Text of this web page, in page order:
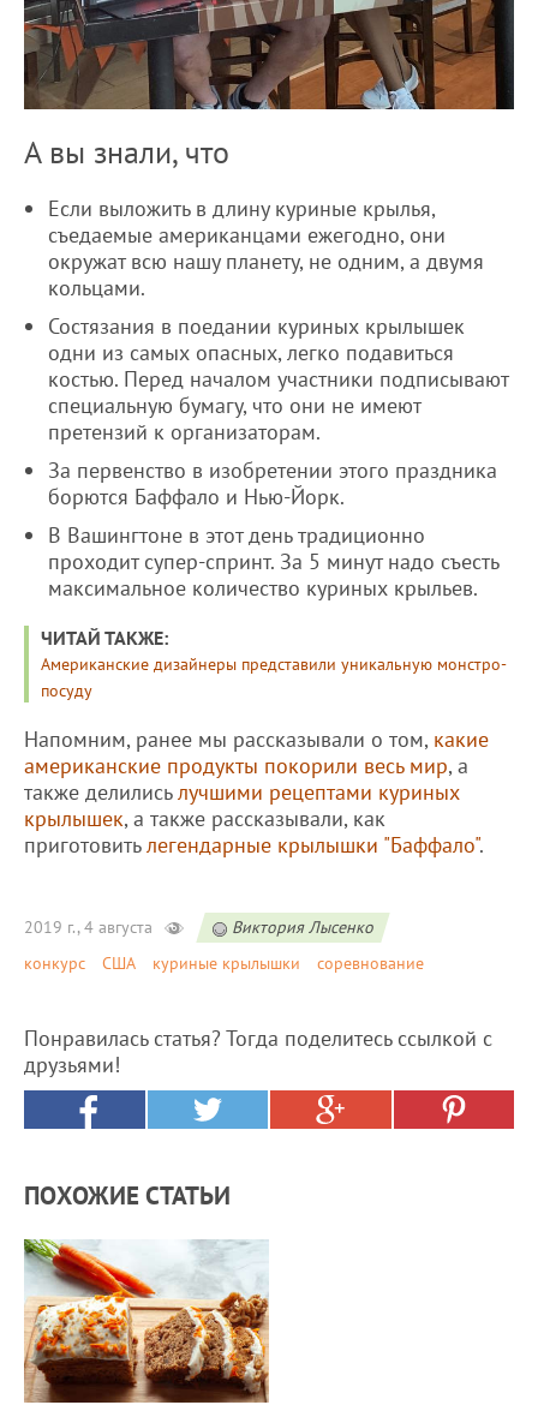
А вы знали, что
Если выложить в длину куриные крылья,
съедаемые американцами ежегодно, они
окружат всю нашу планету, не одним, а двумя
кольцами.
Состязания в поедании куриных крылышек
одни из самых опасных, легко подавиться
костью. Перед началом участники подписывают
специальную бумагу, что они не имеют
претензий к организаторам.
За первенство в изобретении этого праздника
борются Баффало и Нью-Йорк.
В Вашингтоне в этот день традиционно
проходит супер-спринт. За 5 минут надо съесть
максимальное количество куриных крыльев.
ЧИТАЙ ТАКЖЕ:
Американские дизайнеры представили уникальную монстро-
посуду
Напомним, ранее мы рассказывали о том, какие
американские продукты покорили весь мир, а
также делились лучшими рецептами куриных
крылышек, а также рассказывали, как
приготовить легендарные крылышки "Баффало".
2019 г., 4 августа
Виктория Лысенко
конкурс
США куриные крылышки соревнование
Понравилась статья? Тогда поделитесь ссылкой с
друзьями!
ПОХОЖИЕ СТАТЬИ